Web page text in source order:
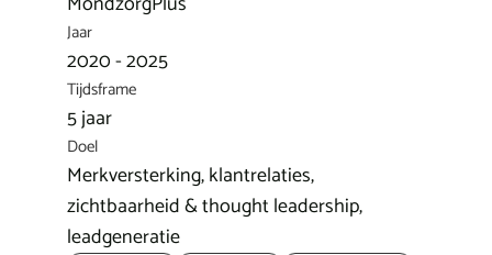
Jaar
2020 - 2025
Tijdsframe
5 jaar
Doel
Merkversterking, klantrelaties,
zichtbaarheid & thought leadership,
leadgeneratie